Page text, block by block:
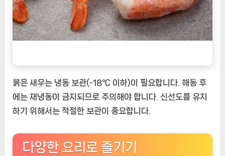
붉은 새우는 냉동 보관(-18℃ 이하)이 필요합니다. 해동 후
에는 재냉동이 금지되므로 주의해야 합니다. 신선도를 유지
하기 위해서는 적절한 보관이 중요합니다.
다양한 요리로 즐기기